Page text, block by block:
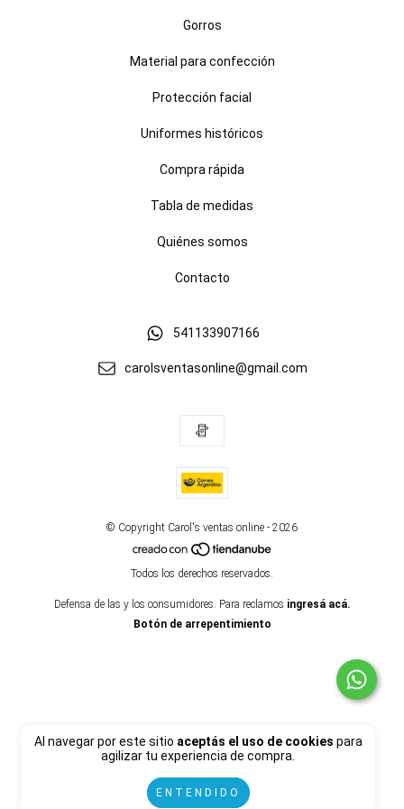
Al navegar por este sitio aceptás el uso de cookies para
agilizar tu experiencia de compra.
ENTENDIDO
Gorros
Material para confección
Protección facial
Uniformes históricos
Compra rápida
Tabla de medidas
Quiénes somos
Contacto
541133907166
carolsventasonline@gmail.com
© Copyright Carol's ventas online - 2026
Todos los derechos reservados.
Defensa de las y los consumidores. Para reclamos ingresá acá.
Botón de arrepentimiento